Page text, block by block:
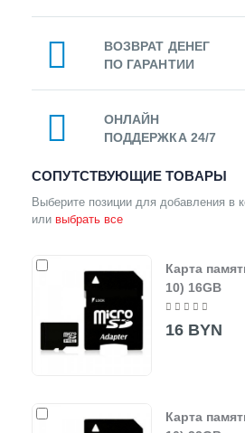
ВОЗВРАТ ДЕНЕГ
ПО ГАРАНТИИ
ОНЛАЙН
ПОДДЕРЖКА 24/7
СОПУТСТВУЮЩИЕ ТОВАРЫ
Выберите позиции для добавления в
или выбрать все
Карта
10) 16GB
16 BYN
Карта